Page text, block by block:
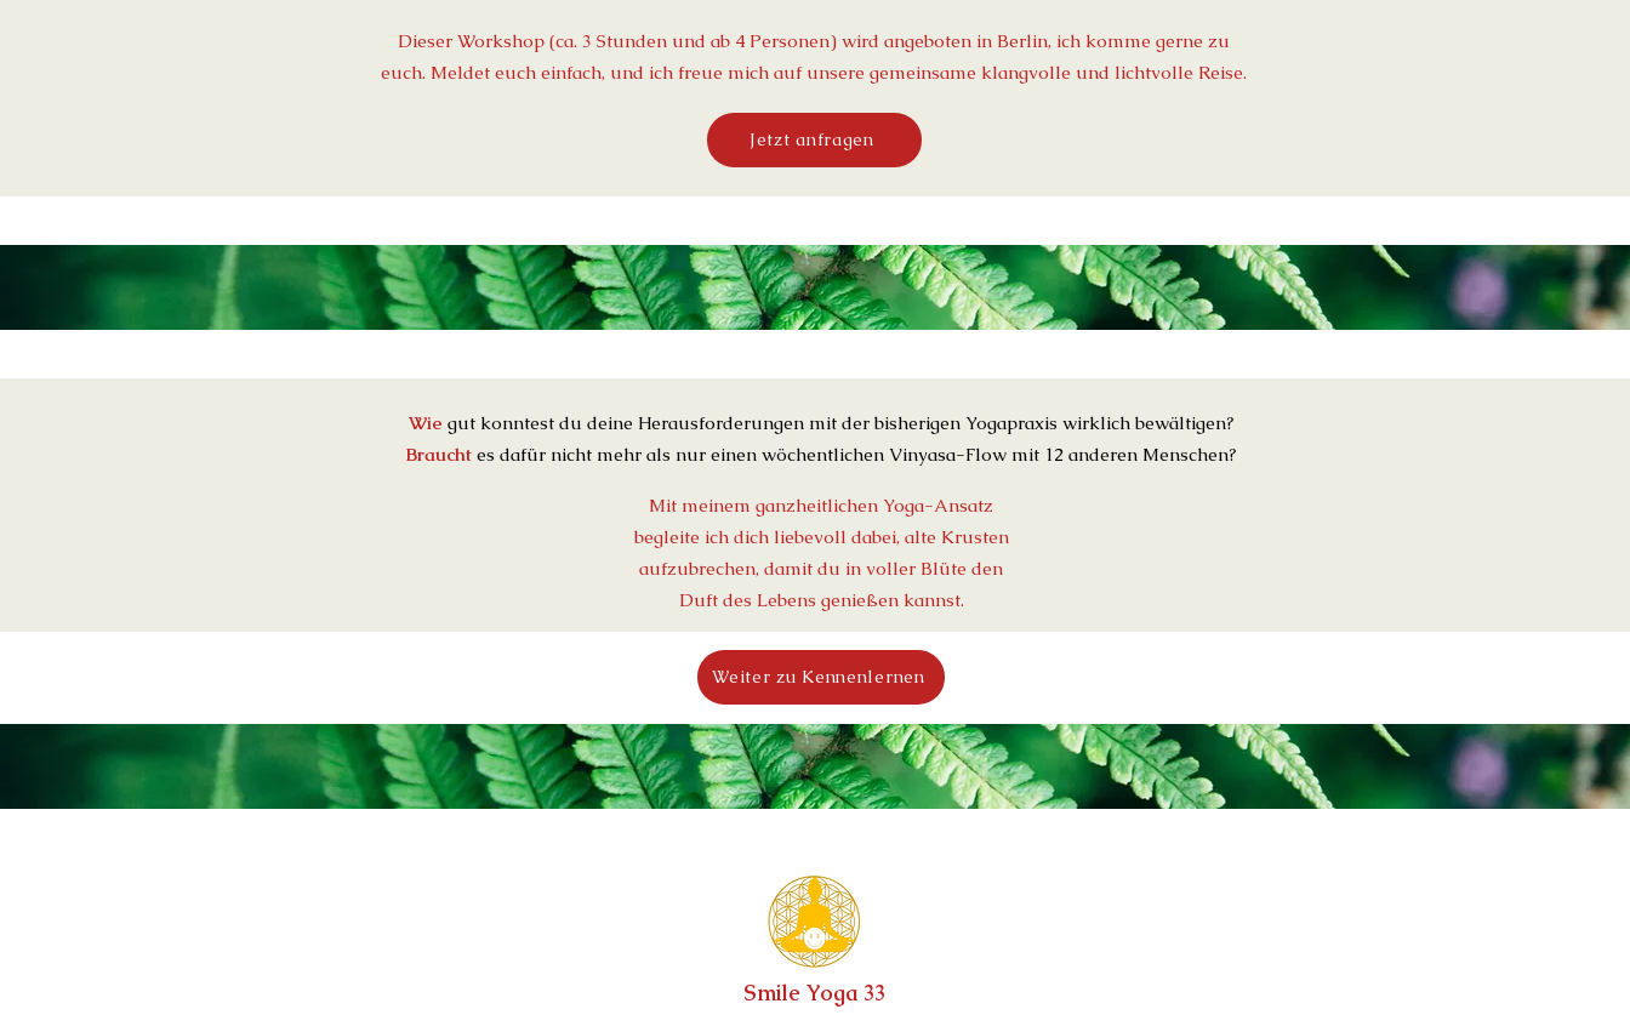
Dieser Workshop (ca. 3 Stunden und ab 4 Personen) wird angeboten in Berlin, ich komme gerne zu
euch. Meldet euch einfach, und ich freue mich auf unsere gemeinsame klangvolle und lichtvolle Reise.
Jetzt anfragen
Wie gut konntest du deine Herausforderungen mit der bisherigen Yogapraxis wirklich bewältigen?
Brauchtes dafür nicht mehr als nur einen wöchentlichen Vinyasa-Flow mit 12 anderen Menschen?
Mit meinem ganzheitlichen Yoga-Ansatz
begleite ich dich liebevoll dabei, alte Krusten
aufzubrechen, damit du in voller Blüte den
Duft des Lebens genießen kannst.
Weiter zu Kennenlernen
Smile Yoga 33